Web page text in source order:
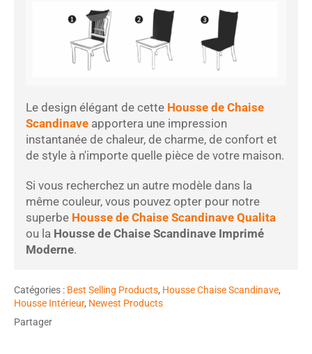
Le design élégant de cette Housse de Chaise
Scandinave apportera une impression
instantanée de chaleur, de charme, de confort et
de style à n'importe quelle pièce de votre maison.
Si vous recherchez un autre modèle dans la
même couleur, vous pouvez opter pour notre
superbe Housse de Chaise Scandinave Qualita
ou la Housse de Chaise Scandinave Imprimé
Moderne.
Catégories : Best Selling Products, Housse Chaise Scandinave,
Housse Intérieur, Newest Products
Partager